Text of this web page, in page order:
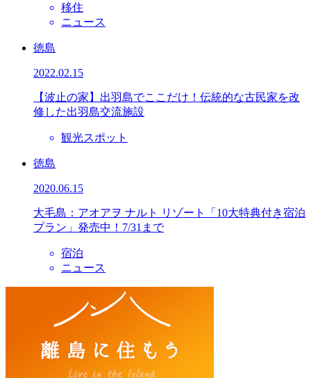
移住
ニュース
徳島
2022.02.15
【波止の家】出羽島でここだけ！伝統的な古民家を改
修した出羽島交流施設
観光スポット
徳島
2020.06.15
大毛島：アオアヲ ナルト リゾート「10大特典付き宿泊
プラン」発売中！7/31まで
宿泊
ニュース